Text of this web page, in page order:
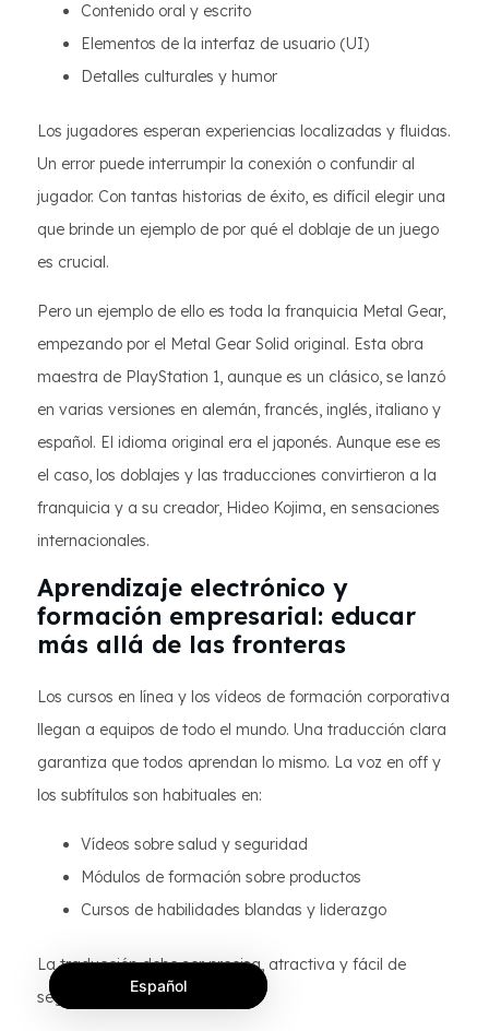
Contenido oral y escrito
Elementos de la interfaz de usuario (UI)
Detalles culturales y humor
Los jugadores esperan experiencias localizadas y fluidas.
Un error puede interrumpir la conexión o confundir al
jugador. Con tantas historias de éxito, es difícil elegir una
que brinde un ejemplo de por qué el doblaje de un juego
es crucial.
Pero un ejemplo de ello es toda la franquicia Metal Gear,
empezando por el Metal Gear Solid original. Esta obra
maestra de PlayStation 1, aunque es un clásico, se lanzó
en varias versiones en alemán, francés, inglés, italiano y
español. El idioma original era el japonés. Aunque ese es
el caso, los doblajes y las traducciones convirtieron a la
franquicia y a su creador, Hideo Kojima, en sensaciones
internacionales.
Aprendizaje electrónico y
formación empresarial: educar
más allá de las fronteras
Los cursos en línea y los vídeos de formación corporativa
llegan a equipos de todo el mundo. Una traducción clara
garantiza que todos aprendan lo mismo. La voz en off y
los subtítulos son habituales en:
Vídeos sobre salud y seguridad
Módulos de formación sobre productos
Cursos de habilidades blandas y liderazgo
La traducción debe ser precisa, atractiva y fácil de
seguir.
Español